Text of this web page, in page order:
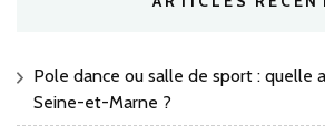
Pole dance ou salle de sport : quelle
Seine-et-Marne ?